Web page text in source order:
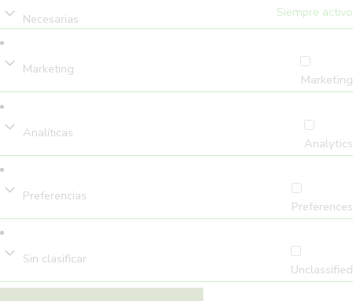
Necesarias Siempre activo
Marketing
Marketing
Analíticas
Analytics
Preferencias
Preferences
Sin clasificar
Unclassified